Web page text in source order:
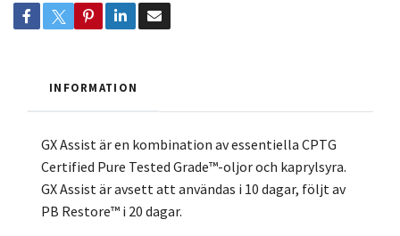
INFORMATION
GX Assist är en kombination av essentiella CPTG
Certified Pure Tested Grade™-oljor och kaprylsyra.
GX Assist är avsett att användas i 10 dagar, följt av
PB Restore™ i 20 dagar.